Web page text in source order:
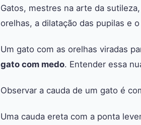
Gatos, mestres na arte da
orelhas, a dilatação das pupilas e
Um gato com as orelhas viradas
gato com medo. Entender essa
Observar a cauda de um gato é
Uma cauda ereta com a ponta